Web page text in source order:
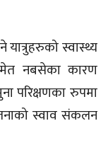
स्वास्थ्य
नबसेका कारण
परिक्षणका रुपमा
स्वाव संकलन